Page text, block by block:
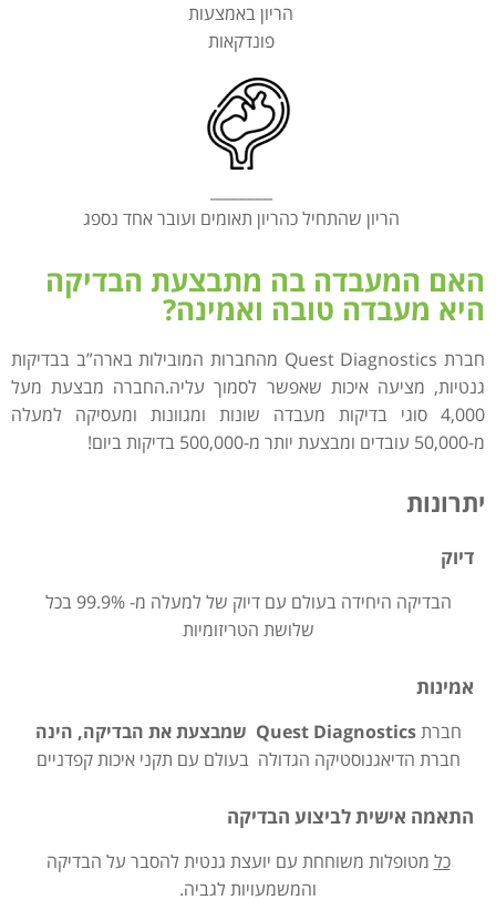
הריון באמצעות
פונדקאות
הריון שהתחיל כהריון תאומים ועובר אחד נספג
האם המעבדה בה מתבצעת הבדיקה
היא מעבדה טובה ואמינה?
חברת Quest Diagnostics מהחברות המובילות בארה”ב בבדיקות
גנטיות, מציעה איכות שאפשר לסמוך עליה.החברה מבצעת מעל
4,000 סוגי בדיקות מעבדה שונות ומגוונות ומעסיקה למעלה
מ-50,000 עובדים ומבצעת יותר מ-500,000 בדיקות ביום!
יתרונות
דיוק
הבדיקה היחידה בעולם עם דיוק של למעלה מ- 99.9% בכל
שלושת הטריזומיות
אמינות
חברתQuest Diagnostics שמבצעת את הבדיקה, הינה
חברת הדיאגנוסטיקה הגדולה בעולם עם תקני איכות קפדניים
התאמה אישית לביצוע הבדיקה
כל מטופלות משוחחת עם יועצת גנטית להסבר על הבדיקה
והמשמעויות לגביה.